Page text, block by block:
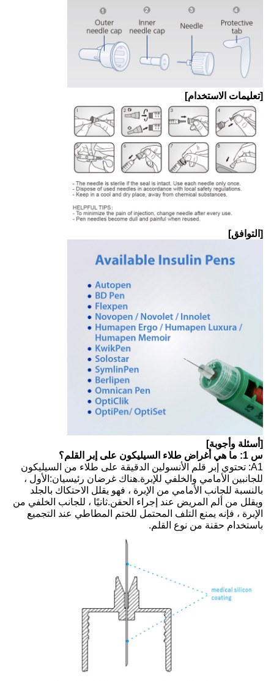
[تعليمات الاستخدام]
[التوافق]
[أسئلة وأجوبة]
س 1: ما هي أغراض طلاء السيليكون على إبر القلم؟
A1: تحتوي إبر قلم الأنسولين الدقيقة على طلاء من السيليكون
للجانبين الأمامي والخلفي للإبرة.هناك غرضان رئيسيان: الأول ،
بالنسبة للجانب الأمامي من الإبرة ، فهو يقلل الاحتكاك بالجلد
ويقلل من ألم المريض عند إجراء الحقن.ثانيًا ، للجانب الخلفي من
الإبرة ، فإنه يمنع التلف المحتمل للختم المطاطي عند التجميع
باستخدام حقنة من نوع القلم.